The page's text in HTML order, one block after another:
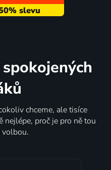
chceme, ale tisíce
nejlépe, proč je pro ně tou
volbou.